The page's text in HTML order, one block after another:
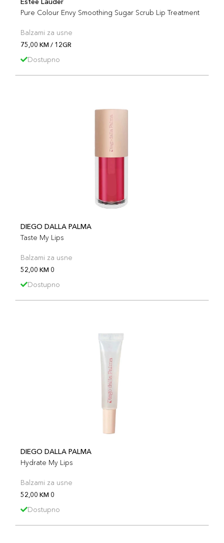
Pure Colour Envy Smoothing Sugar Scrub Lip Treatment
Balzami za usne
75,00 KM / 12GR
Dostupno
DIEGO DALLA PALMA
Taste My Lips
Balzami za usne
52,00 KM 0
Dostupno
DIEGO DALLA PALMA
Hydrate My Lips
Balzami za usne
52,00 KM 0
Dostupno